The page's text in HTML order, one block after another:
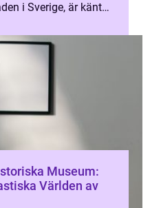
i Sverige, är känt
Museum:
Världen av